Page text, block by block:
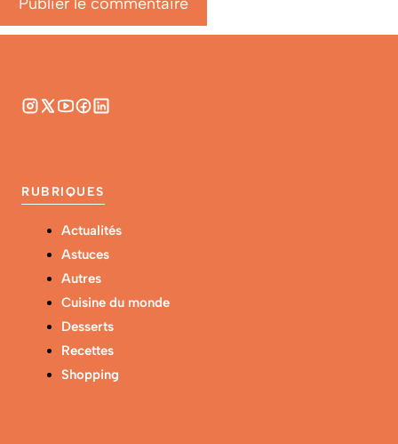
RUBRIQUES
Actualités
Astuces
Autres
Cuisine du monde
Desserts
Recettes
Shopping